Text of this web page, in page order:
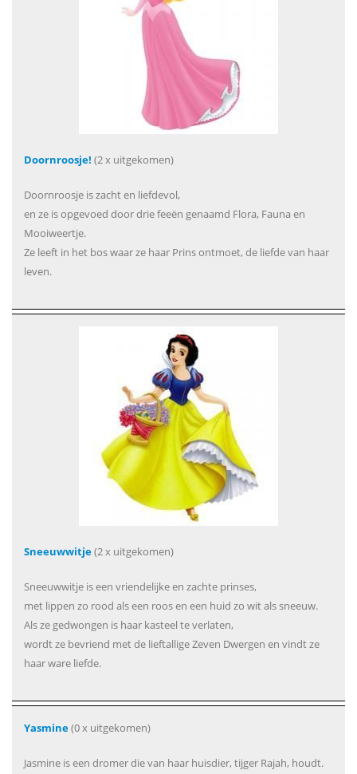
Doornroosje! (2 x uitgekomen)
Doornroosje is zacht en liefdevol,
en ze is opgevoed door drie feeën genaamd Flora, Fauna en
Mooiweertje.
Ze leeft in het bos waar ze haar Prins ontmoet, de liefde van haar
leven.
Sneeuwwitje(2 x uitgekomen)
Sneeuwwitje is een vriendelijke en zachte prinses,
met lippen zo rood als een roos en een huid zo wit als sneeuw.
Als ze gedwongen is haar kasteel te verlaten,
wordt ze bevriend met de lieftallige Zeven Dwergen en vindt ze
haar ware liefde.
Yasmine(0 x uitgekomen)
Jasmine is een dromer die van haar huisdier, tijger Rajah, houdt.